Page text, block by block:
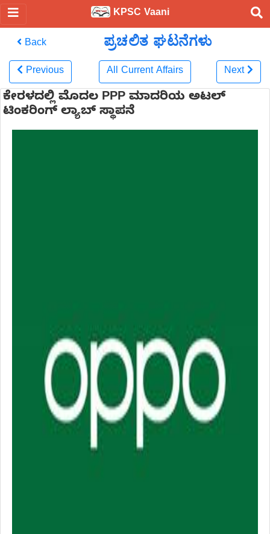
KPSC Vaani
Back ಪ್ರಚಲಿತ ಘಟನೆಗಳು
Previous All Current Affairs Next
ಕೇರಳದಲ್ಲಿ ಮೊದಲ PPP ಮಾದರಿಯ ಅಟಲ್
ಟಿಂಕರಿಂಗ್ ಲ್ಯಾಬ್ ಸ್ಥಾಪನೆ